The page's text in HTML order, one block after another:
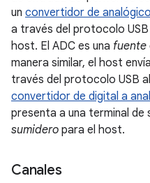
un convertidor de
a través del protocolo
host. El ADC es una fuente
manera similar, el host
través del protocolo USB
convertidor de digital a
presenta a una terminal de
sumidero para el host.
Canales